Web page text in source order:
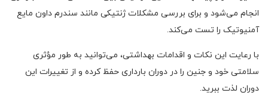
انجام می‌شود و برای بررسی مشکلات ژنتیکی مانند سندرم داون مایع
آمنیوتیک را تست می‌کند.
با رعایت این نکات و اقدامات بهداشتی، می‌توانید به طور مؤثری
سلامتی خود و جنین را در دوران بارداری حفظ کرده و از تغییرات این
دوران لذت ببرید.